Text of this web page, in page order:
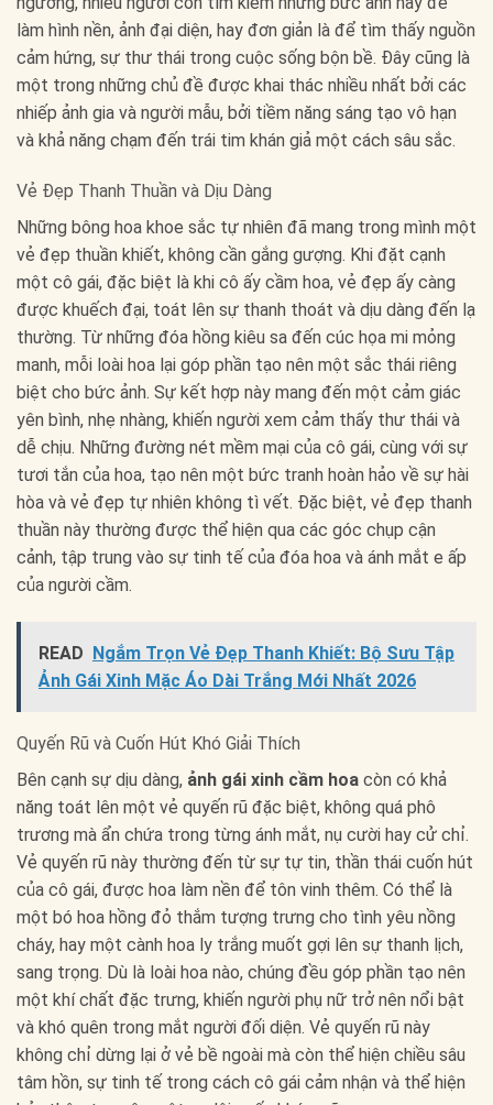
làm hình nền, ảnh đại diện, hay đơn giản là để tìm thấy nguồn
cảm hứng, sự thư thái trong cuộc sống bộn bề. Đây cũng là
một trong những chủ đề được khai thác nhiều nhất bởi các
nhiếp ảnh gia và người mẫu, bởi tiềm năng sáng tạo vô hạn
và khả năng chạm đến trái tim khán giả một cách sâu sắc.
Vẻ Đẹp Thanh Thuần và Dịu Dàng
Những bông hoa khoe sắc tự nhiên đã mang trong mình một
vẻ đẹp thuần khiết, không cần gắng gượng. Khi đặt cạnh
một cô gái, đặc biệt là khi cô ấy cầm hoa, vẻ đẹp ấy càng
được khuếch đại, toát lên sự thanh thoát và dịu dàng đến lạ
thường. Từ những đóa hồng kiêu sa đến cúc họa mi mỏng
manh, mỗi loài hoa lại góp phần tạo nên một sắc thái riêng
biệt cho bức ảnh. Sự kết hợp này mang đến một cảm giác
yên bình, nhẹ nhàng, khiến người xem cảm thấy thư thái và
dễ chịu. Những đường nét mềm mại của cô gái, cùng với sự
tươi tắn của hoa, tạo nên một bức tranh hoàn hảo về sự hài
hòa và vẻ đẹp tự nhiên không tì vết. Đặc biệt, vẻ đẹp thanh
thuần này thường được thể hiện qua các góc chụp cận
cảnh, tập trung vào sự tinh tế của đóa hoa và ánh mắt e ấp
của người cầm.
READ Ngắm Trọn Vẻ Đẹp Thanh Khiết: Bộ Sưu Tập
Ảnh Gái Xinh Mặc Áo Dài Trắng Mới Nhất 2026
Quyến Rũ và Cuốn Hút Khó Giải Thích
Bên cạnh sự dịu dàng, ảnh gái xinh cầm hoa còn có khả
năng toát lên một vẻ quyến rũ đặc biệt, không quá phô
trương mà ẩn chứa trong từng ánh mắt, nụ cười hay cử chỉ.
Vẻ quyến rũ này thường đến từ sự tự tin, thần thái cuốn hút
của cô gái, được hoa làm nền để tôn vinh thêm. Có thể là
một bó hoa hồng đỏ thắm tượng trưng cho tình yêu nồng
cháy, hay một cành hoa ly trắng muốt gợi lên sự thanh lịch,
sang trọng. Dù là loài hoa nào, chúng đều góp phần tạo nên
một khí chất đặc trưng, khiến người phụ nữ trở nên nổi bật
và khó quên trong mắt người đối diện. Vẻ quyến rũ này
không chỉ dừng lại ở vẻ bề ngoài mà còn thể hiện chiều sâu
tâm hồn, sự tinh tế trong cách cô gái cảm nhận và thể hiện